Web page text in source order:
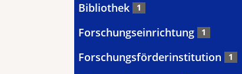
Bibliothek 1
Forschungseinrichtung 1
Forschungsförderinstitution 1